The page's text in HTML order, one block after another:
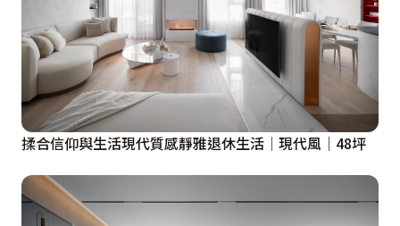
揉合信仰與生活現代質感靜雅退休生活│現代風│48坪